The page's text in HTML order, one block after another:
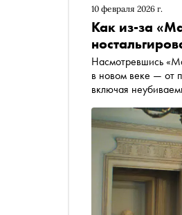
10 февраля 2026 г.
Как из-за
Насмотревшись
в новом веке — от
включая